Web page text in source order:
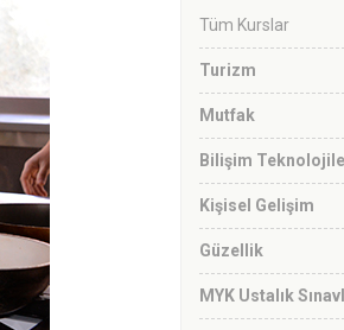
Tüm Kurslar
Turizm
Mutfak
Bilişim
Kişisel Gelişim
Güzellik
MYK Ustalık